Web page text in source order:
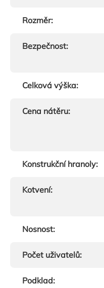
Rozměr:
Bezpečnost:
Celková výška:
Cena nátěru:
Konstrukční hranoly:
Kotvení:
Nosnost:
Počet uživatelů:
Podklad: